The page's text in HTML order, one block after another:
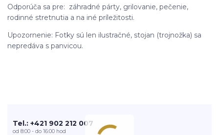
Odporúča sa pre: záhradné párty, grilovanie, pečenie,
rodinné stretnutia a na iné príležitosti.
Upozornenie: Fotky sú len ilustračné, stojan (trojnožka) sa
nepredáva s panvicou.
Tel.: +421 902 212 007
od 8:00 - do 16:00 hod